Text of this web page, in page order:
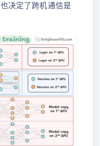
决定了跨机通信是